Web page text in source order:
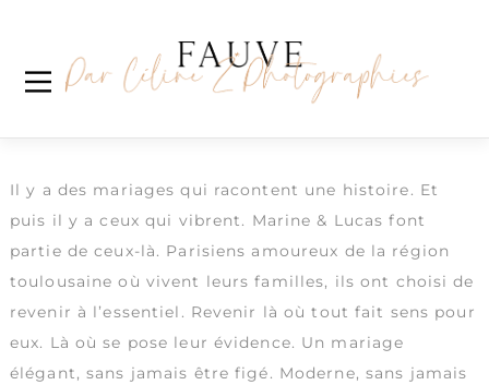
Marine & Lucas
Wedding Party sur le domaine Saint Martin de
Il y a des mariages qui racontent une histoire. Et
puis il y a ceux qui vibrent. Marine & Lucas font
partie de ceux-là. Parisiens amoureux de la région
toulousaine où vivent leurs familles, ils ont choisi de
revenir à l’essentiel. Revenir là où tout fait sens pour
eux. Là où se pose leur évidence. Un mariage
élégant, sans jamais être figé. Moderne, sans jamais